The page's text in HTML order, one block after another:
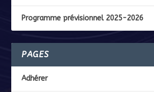
Programme prévisionnel 2025-2026
PAGES
Adhérer